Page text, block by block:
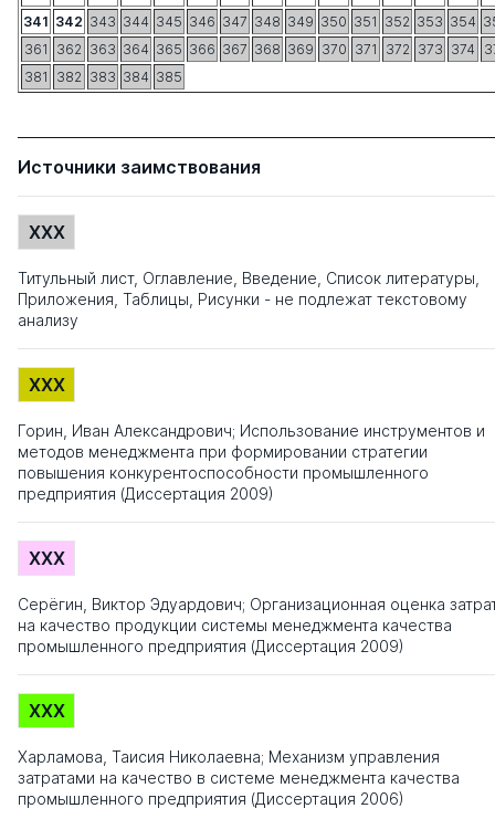
341 342 343 344 345 346 347 348 349 350 351 352 353 354
361
362 363 364 365 366 367 368 369 370 371 372 373 374
381
382 383 384 385
Источники заимствования
XXX
Титульный лист, Оглавление, Введение, Список литературы,
Приложения, Таблицы, Рисунки - не подлежат текстовому
анализу
XXX
Горин, Иван Александрович; Использование инструментов и
методов менеджмента при формировании стратегии
повышения конкурентоспособности промышленного
предприятия (Диссертация 2009)
XXX
Серёгин, Виктор Эдуардович; Организационная оценка
на качество продукции системы менеджмента качества
промышленного предприятия (Диссертация 2009)
XXX
Харламова, Таисия Николаевна; Механизм управления
затратами на качество в системе менеджмента качества
промышленного предприятия (Диссертация 2006)